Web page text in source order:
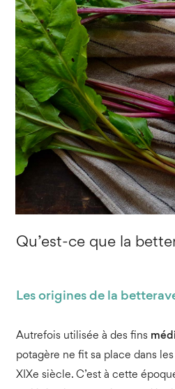
Qu’est-ce que la
Les origines de la
Autrefois utilisée à des fins
potagère ne fit sa place dans
XIXe siècle. C’est à cette